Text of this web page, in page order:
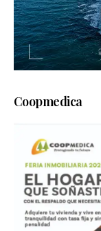
Coopmedica